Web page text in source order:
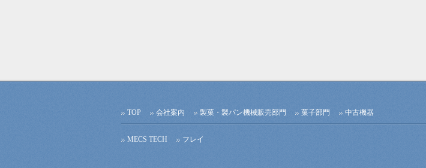
TOP 会社案内 製菓・製パン機械販売部門 菓子部門 中古機器
MECS TECH フレイ